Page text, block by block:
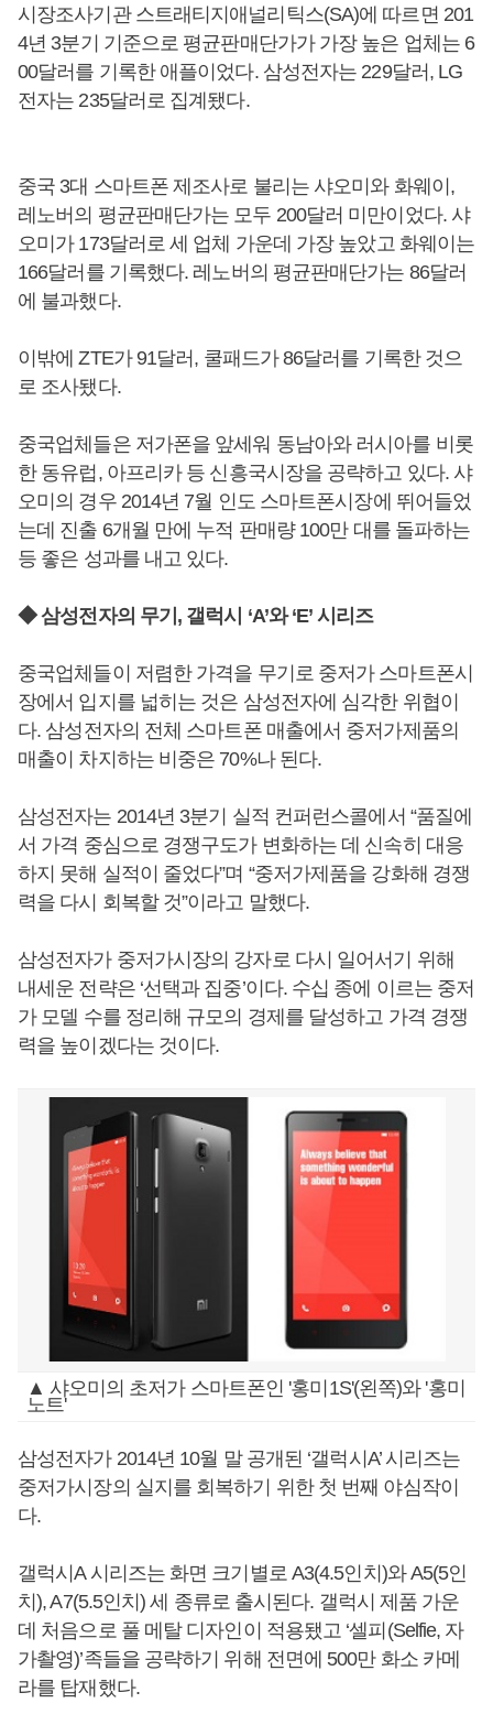
시장조사기관 스트래티지애널리틱스(SA)에 따르면 201
4년 3분기 기준으로 평균판매단가가 가장 높은 업체는 6
00달러를 기록한 애플이었다. 삼성전자는 229달러, LG
전자는 235달러로 집계됐다.
중국 3대 스마트폰 제조사로 불리는 샤오미와 화웨이,
레노버의 평균판매단가는 모두 200달러 미만이었다. 샤
오미가 173달러로 세 업체 가운데 가장 높았고 화웨이는
166달러를 기록했다. 레노버의 평균판매단가는 86달러
에 불과했다.
이밖에 ZTE가 91달러, 쿨패드가 86달러를 기록한 것으
로 조사됐다.
중국업체들은 저가폰을 앞세워 동남아와 러시아를 비롯
한 동유럽, 아프리카 등 신흥국시장을 공략하고 있다. 샤
오미의 경우 2014년 7월 인도 스마트폰시장에 뛰어들었
는데 진출 6개월 만에 누적 판매량 100만 대를 돌파하는
등 좋은 성과를 내고 있다.
◆ 삼성전자의 무기, 갤럭시 ‘A’와 ‘E’ 시리즈
중국업체들이 저렴한 가격을 무기로 중저가 스마트폰시
장에서 입지를 넓히는 것은 삼성전자에 심각한 위협이
다. 삼성전자의 전체 스마트폰 매출에서 중저가제품의
매출이 차지하는 비중은 70%나 된다.
삼성전자는 2014년 3분기 실적 컨퍼런스콜에서 “품질에
서 가격 중심으로 경쟁구도가 변화하는 데 신속히 대응
하지 못해 실적이 줄었다”며 “중저가제품을 강화해 경쟁
력을 다시 회복할 것”이라고 말했다.
삼성전자가 중저가시장의 강자로 다시 일어서기 위해
내세운 전략은 ‘선택과 집중’이다. 수십 종에 이르는 중저
가 모델 수를 정리해 규모의 경제를 달성하고 가격 경쟁
력을 높이겠다는 것이다.
▲ 샤오미의 초저가 스마트폰인 '홍미1S'(왼쪽)와 '홍미
노트'
삼성전자가 2014년 10월 말 공개된 ‘갤럭시A’ 시리즈는
중저가시장의 실지를 회복하기 위한 첫 번째 야심작이
다.
갤럭시A 시리즈는 화면 크기별로 A3(4.5인치)와 A5(5인
치), A7(5.5인치) 세 종류로 출시된다. 갤럭시 제품 가운
데 처음으로 풀 메탈 디자인이 적용됐고 ‘셀피(Selfie, 자
가촬영)’족들을 공략하기 위해 전면에 500만 화소 카메
라를 탑재했다.